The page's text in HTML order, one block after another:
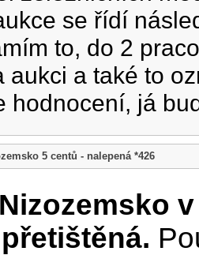
se řídí
to, do 2
aukci a také to
hodnocení, já
5 centů - nalepená *426